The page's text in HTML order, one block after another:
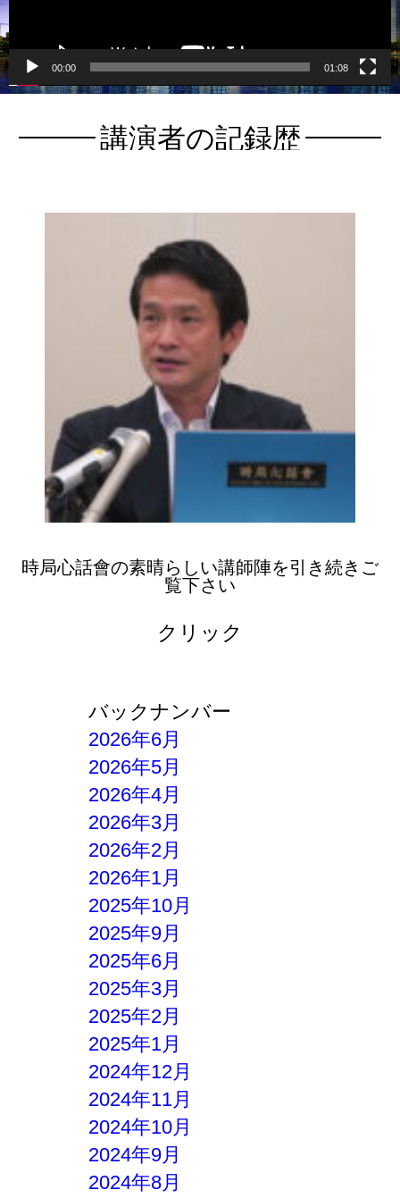
ヤ
ー
00:00 01:08
講演者の記録歴
2026年6月17日（水）「政民東京
會議
「国内外の諸情勢と
時局心話會の素晴らしい講師陣を引き続きご
覧下さい
クリック
バックナンバー
2026年6月
2026年5月
2026年4月
2026年3月
2026年2月
2026年1月
2025年10月
2025年9月
2025年6月
2025年3月
2025年2月
2025年1月
2024年12月
2024年11月
2024年10月
2024年9月
2024年8月